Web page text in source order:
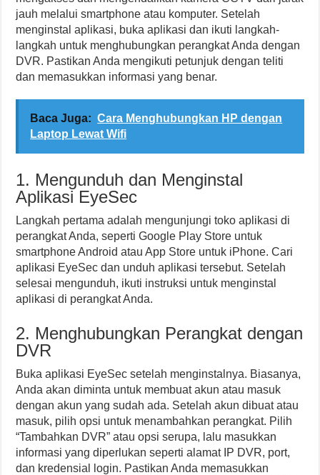
jauh melalui smartphone atau komputer. Setelah
menginstal aplikasi, buka aplikasi dan ikuti langkah-
langkah untuk menghubungkan perangkat Anda dengan
DVR. Pastikan Anda mengikuti petunjuk dengan teliti
dan memasukkan informasi yang benar.
Baca Juga: Cara Menghubungkan HP dengan
Laptop Lewat Wifi
1. Mengunduh dan Menginstal
Aplikasi EyeSec
Langkah pertama adalah mengunjungi toko aplikasi di
perangkat Anda, seperti Google Play Store untuk
smartphone Android atau App Store untuk iPhone. Cari
aplikasi EyeSec dan unduh aplikasi tersebut. Setelah
selesai mengunduh, ikuti instruksi untuk menginstal
aplikasi di perangkat Anda.
2. Menghubungkan Perangkat dengan
DVR
Buka aplikasi EyeSec setelah menginstalnya. Biasanya,
Anda akan diminta untuk membuat akun atau masuk
dengan akun yang sudah ada. Setelah akun dibuat atau
masuk, pilih opsi untuk menambahkan perangkat. Pilih
“Tambahkan DVR” atau opsi serupa, lalu masukkan
informasi yang diperlukan seperti alamat IP DVR, port,
dan kredensial login. Pastikan Anda memasukkan